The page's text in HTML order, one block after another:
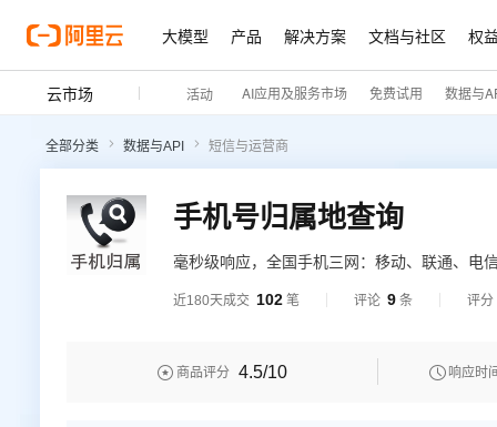
大模型 产品 解决方案 文档与社区 权
云市场 活动 AI应用及服务市场 免费试用 数据与
全部分类 数据与API 短信与运营商
手机号归属地查询
毫秒级响应，全国手机三网：移动、联通、电
近180天成交 102 笔 评论 9 条 评分
 商品评分 4.5/10  响应时